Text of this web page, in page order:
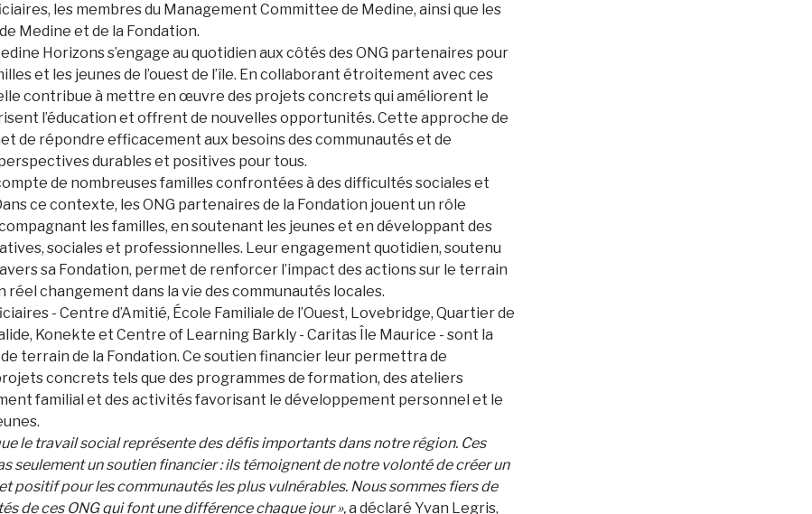
les membres du Management Committee de Medine, ainsi que les
Medine et de la Fondation.
Horizons s’engage au quotidien aux côtés des ONG partenaires pour
et les jeunes de l’ouest de l’île. En collaborant étroitement avec ces
contribue à mettre en œuvre des projets concrets qui améliorent le
l’éducation et offrent de nouvelles opportunités. Cette approche de
de répondre efficacement aux besoins des communautés et de
durables et positives pour tous.
compte de nombreuses familles confrontées à des difficultés sociales et
ce contexte, les ONG partenaires de la Fondation jouent un rôle
les familles, en soutenant les jeunes et en développant des
sociales et professionnelles. Leur engagement quotidien, soutenu
sa Fondation, permet de renforcer l’impact des actions sur le terrain
réel changement dans la vie des communautés locales.
- Centre d’Amitié, École Familiale de l’Ouest, Lovebridge, Quartier de
Konekte et Centre of Learning Barkly - Caritas Île Maurice - sont la
terrain de la Fondation. Ce soutien financier leur permettra de
concrets tels que des programmes de formation, des ateliers
familial et des activités favorisant le développement personnel et le
le travail social représente des défis importants dans notre région. Ces
seulement un soutien financier : ils témoignent de notre volonté de créer un
positif pour les communautés les plus vulnérables. Nous sommes fiers de
de ces ONG qui font une différence chaque jour »,a déclaré Yvan Legris,